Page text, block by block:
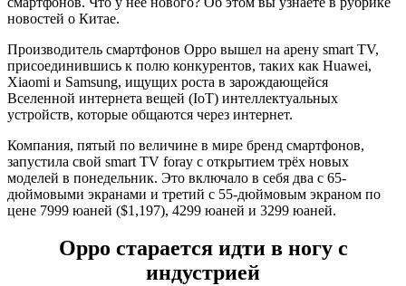
новостей о Китае.
Производитель смартфонов Oppo вышел на арену smart TV,
присоединившись к полю конкурентов, таких как Huawei,
Xiaomi и Samsung, ищущих роста в зарождающейся
Вселенной интернета вещей (IoT) интеллектуальных
устройств, которые общаются через интернет.
Компания, пятый по величине в мире бренд смартфонов,
запустила свой smart TV foray с открытием трёх новых
моделей в понедельник. Это включало в себя два с 65-
дюймовыми экранами и третий с 55-дюймовым экраном по
цене 7999 юаней ($1,197), 4299 юаней и 3299 юаней.
Oppo старается идти в ногу с
индустрией